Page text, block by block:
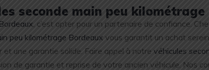
seconde main peu kilométrage
, c’est opter pour un partenaire de confiance.
peu kilométrage Bordeaux vous garantit un achat
une garantie solide. Faire appel à notre véhicules
de garantie et reprise de votre ancien véhicule. Nos